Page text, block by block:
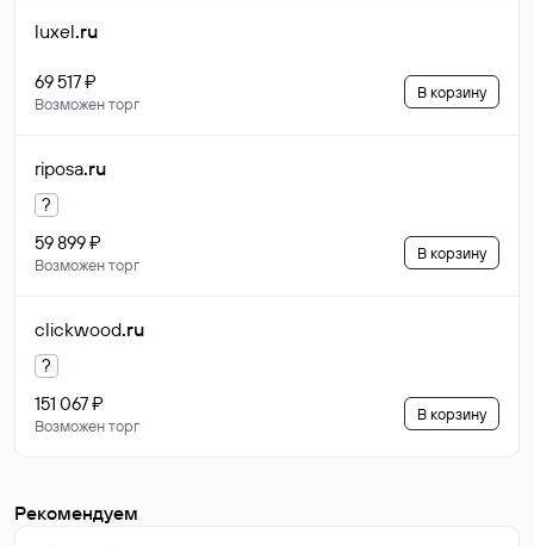
luxel.ru
69 517 ₽
Возможен торг
В корзину
riposa.ru
?
59 899 ₽
Возможен торг
В корзину
clickwood.ru
?
151 067 ₽
Возможен торг
В корзину
Рекомендуем